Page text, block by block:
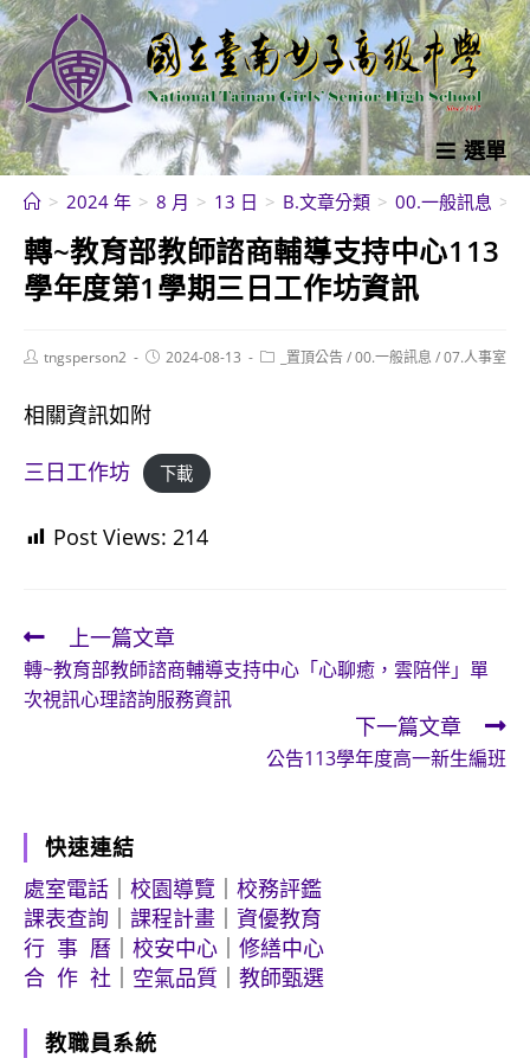
跳
轉
至
主
要
內
選單
> 2024 年 > 8 月 > 13 日 > B.文章分類 > 00.一般訊息 >
轉~教育部教師諮商輔導支持中心113
學年度第1學期三日工作坊資訊
Posttngsperson2
Post2024-08-13
Post _置頂公告/00.一般訊息 /07.人事室
相關資訊如附
三日工作坊
下載
Post Views: 214
Read
more
articles
上一篇文章
轉~教育部教師諮商輔導支持中心「心聊癒，雲陪伴」單
次視訊心理諮詢服務資訊
下一篇文章
公告113學年度高一新生編班
快速連結
處室電話
校園導覽
校務評鑑
課表查詢
課程計畫
資優教育
行 事 曆
校安中心
修繕中心
合 作 社
空氣品質 教師甄選
教職員系統